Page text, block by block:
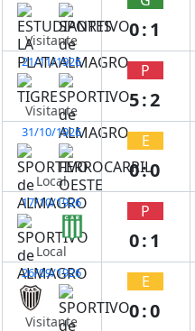
Visitante 0:1
21/11/1926
Visitante
P
5:2
31/10/1926
Local
E
0:0
17/10/1926
Local
P
0:1
26/09/1926
Visitante
E
0:0